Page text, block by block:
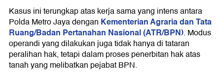
Kasus ini terungkap atas kerja sama yang intens antara
Polda Metro Jaya dengan Kementerian Agraria dan Tata
Ruang/Badan Pertanahan Nasional (ATR/BPN). Modus
operandi yang dilakukan juga tidak hanya di tataran
peralihan hak, tetapi dalam proses penerbitan hak atas
tanah yang melibatkan pejabat BPN.